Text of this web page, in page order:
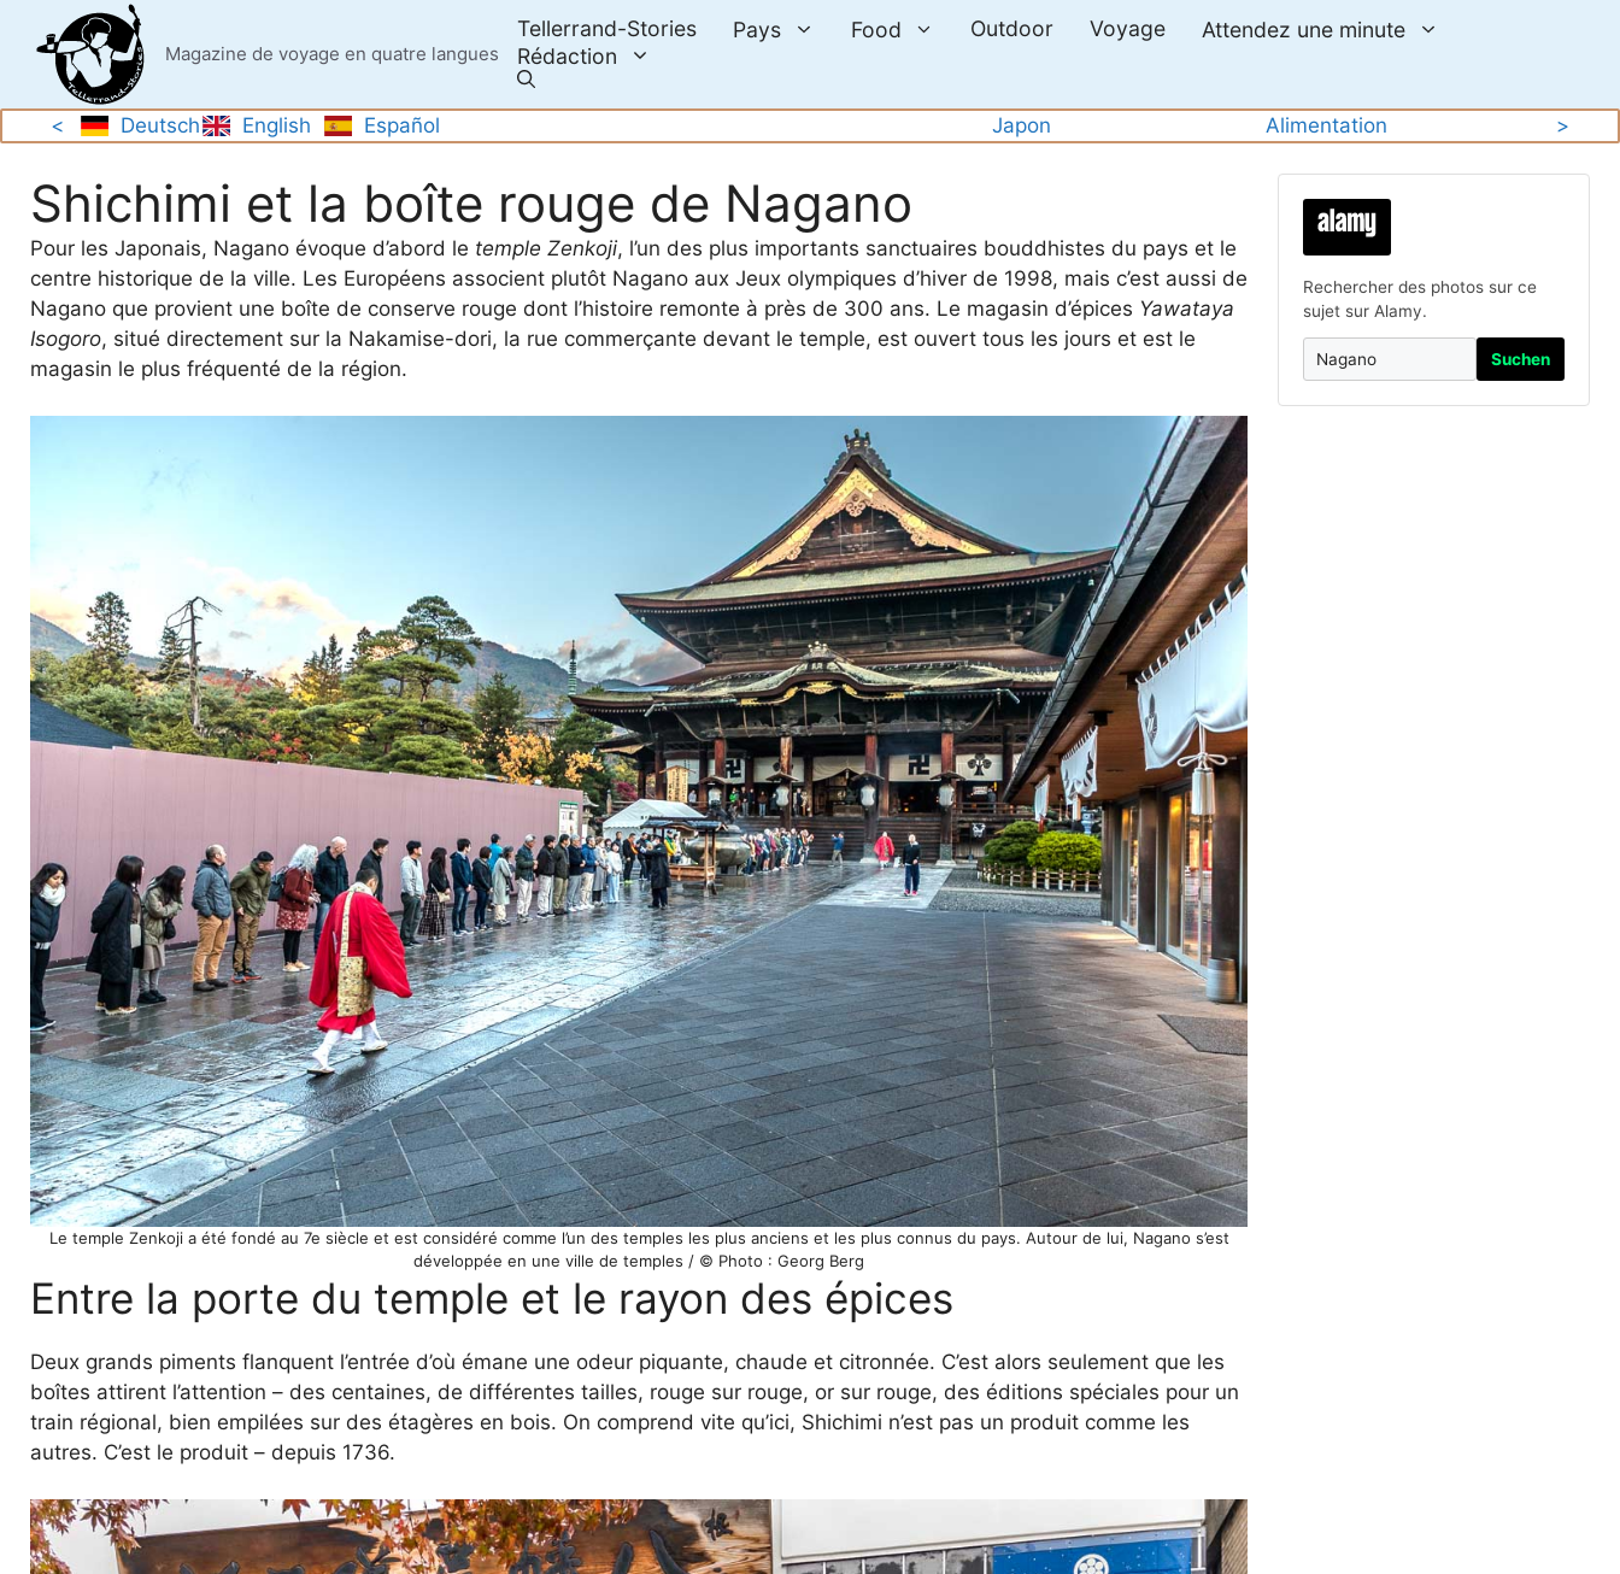
content
Magazine de voyage en quatre langues
Tellerrand-Stories Pays Food Outdoor Voyage
Attendez une minute
Rédaction
< Deutsch English Español Japon Alimentation >
Shichimi et la boîte rouge de Nagano
Pour les Japonais, Nagano évoque d’abord le temple Zenkoji, l’un des plus importants sanctuaires bouddhistes du pays et le
centre historique de la ville. Les Européens associent plutôt Nagano aux Jeux olympiques d’hiver de 1998, mais c’est aussi de
Nagano que provient une boîte de conserve rouge dont l’histoire remonte à près de 300 ans. Le magasin d’épices Yawataya
Isogoro, situé directement sur la Nakamise-dori, la rue commerçante devant le temple, est ouvert tous les jours et est le
magasin le plus fréquenté de la région.
Le temple Zenkoji a été fondé au 7e siècle et est considéré comme l’un des temples les plus anciens et les plus connus du pays. Autour de lui, Nagano s’est
développée en une ville de temples / © Photo : Georg Berg
Entre la porte du temple et le rayon des épices
Deux grands piments flanquent l’entrée d’où émane une odeur piquante, chaude et citronnée. C’est alors seulement que les
boîtes attirent l’attention – des centaines, de différentes tailles, rouge sur rouge, or sur rouge, des éditions spéciales pour un
train régional, bien empilées sur des étagères en bois. On comprend vite qu’ici, Shichimi n’est pas un produit comme les
autres. C’est le produit – depuis 1736.
Rechercher des photos sur ce
sujet sur Alamy.
Suchen